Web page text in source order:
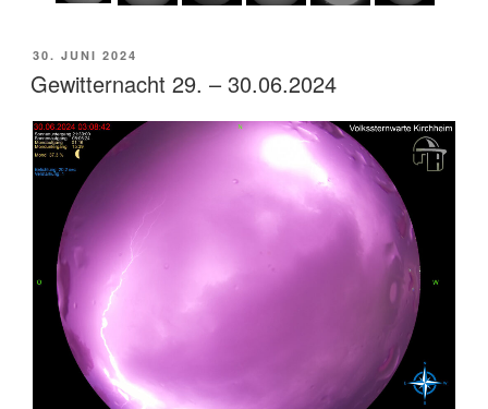
VERÖFFENTLICHT
AM
30. JUNI 2024
Gewitternacht 29. – 30.06.2024